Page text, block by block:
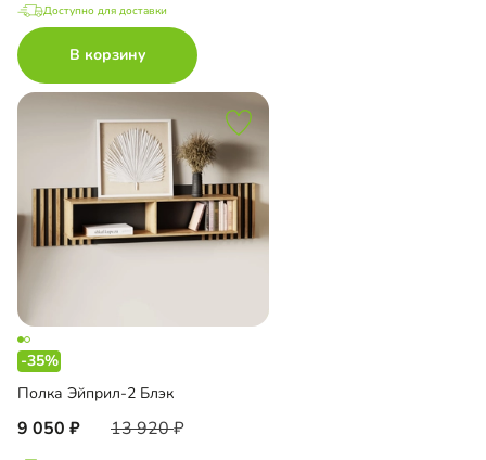
Доступно для доставки
В корзину
-35%
Полка Эйприл-2 Блэк
9 050 13 920